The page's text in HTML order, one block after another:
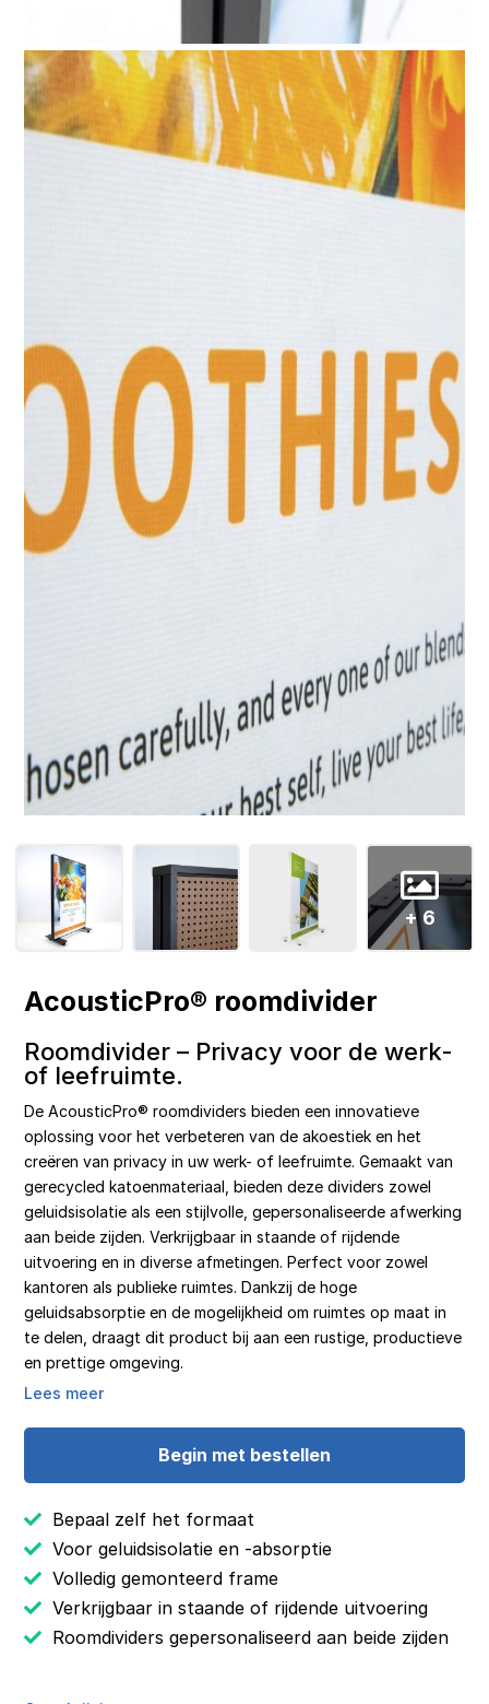
+ 6
AcousticPro® roomdivider
Roomdivider – Privacy voor de werk-
of leefruimte.
De AcousticPro® roomdividers bieden een innovatieve
oplossing voor het verbeteren van de akoestiek en het
creëren van privacy in uw werk- of leefruimte. Gemaakt van
gerecycled katoenmateriaal, bieden deze dividers zowel
geluidsisolatie als een stijlvolle, gepersonaliseerde afwerking
aan beide zijden. Verkrijgbaar in staande of rijdende
uitvoering en in diverse afmetingen. Perfect voor zowel
kantoren als publieke ruimtes. Dankzij de hoge
geluidsabsorptie en de mogelijkheid om ruimtes op maat in
te delen, draagt dit product bij aan een rustige, productieve
en prettige omgeving.
Lees meer
Begin met bestellen
Bepaal zelf het formaat
Voor geluidsisolatie en -absorptie
Volledig gemonteerd frame
Verkrijgbaar in staande of rijdende uitvoering
Roomdividers gepersonaliseerd aan beide zijden